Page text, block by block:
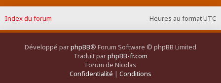
Heures au formatUTC
Index du forum
Développé parphpBB® Forum Software © phpBB Limited
Traduit parphpBB-fr.com
Forum de Nicolas
Confidentialité | Conditions